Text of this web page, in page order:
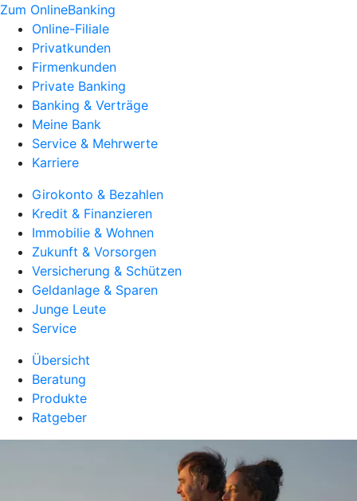
Zum OnlineBanking
Online-Filiale
Privatkunden
Firmenkunden
Private Banking
Banking & Verträge
Meine Bank
Service & Mehrwerte
Karriere
Girokonto & Bezahlen
Kredit & Finanzieren
Immobilie & Wohnen
Zukunft & Vorsorgen
Versicherung & Schützen
Geldanlage & Sparen
Junge Leute
Service
Übersicht
Beratung
Produkte
Ratgeber